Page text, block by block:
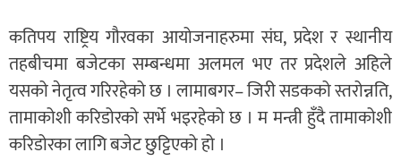
कतिपय राष्ट्रिय गौरवका आयोजनाहरुमा संघ, प्रदेश र स्थानीय
तहबीचमा बजेटका सम्बन्धमा अलमल भए तर प्रदेशले अहिले
यसको नेतृत्व गरिरहेको छ । लामाबगर– जिरी सडकको स्तरोन्नति,
तामाकोशी करिडोरको सर्भे भइरहेको छ । म मन्त्री हुँदै तामाकोशी
करिडोरका लागि बजेट छुट्टिएको हो ।